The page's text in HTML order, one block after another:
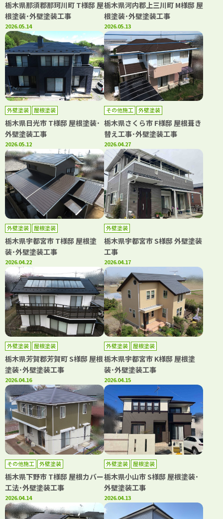
栃木県那須郡那珂川町 T様邸 屋
根塗装･外壁塗装工事
2026.05.14
栃木県河内郡上三川町 M様邸 屋
根塗装･外壁塗装工事
2026.05.13
外壁塗装 屋根塗装
栃木県日光市 T様邸 屋根塗装･
外壁塗装工事
2026.05.12
その他施工 外壁塗装
栃木県さくら市 F様邸 屋根葺き
替え工事･外壁塗装工事
2026.04.27
外壁塗装 屋根塗装
栃木県宇都宮市 T様邸 屋根塗
装･外壁塗装工事
2026.04.22
外壁塗装
栃木県宇都宮市 S様邸 外壁塗装
工事
2026.04.17
外壁塗装 屋根塗装
栃木県芳賀郡芳賀町 S様邸 屋根
塗装･外壁塗装工事
2026.04.16
外壁塗装 屋根塗装
栃木県宇都宮市 K様邸 屋根塗
装･外壁塗装工事
2026.04.15
その他施工 外壁塗装
栃木県下野市 T様邸 屋根カバー
工法･外壁塗装工事
2026.04.14
外壁塗装 屋根塗装
栃木県小山市 S様邸 屋根塗装･
外壁塗装工事
2026.04.13